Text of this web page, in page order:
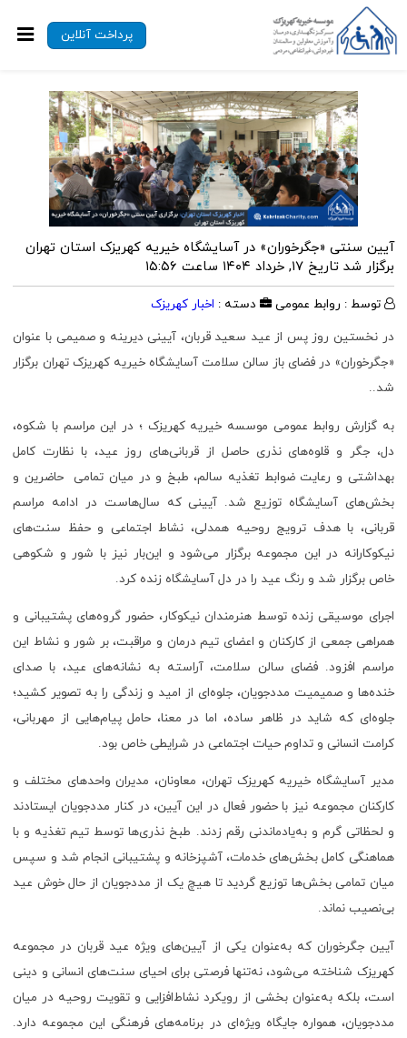
پرداخت آنلاین
آیین سنتی «جگرخوران» در آسایشگاه خیریه کهریزک استان تهران
برگزار شدتاریخ ۱۷, خرداد ۱۴۰۴ ساعت ۱۵:۵۶
توسط : روابط عمومی دسته : اخبار کهریزک
در نخستین روز پس از عید سعید قربان، آیینی دیرینه و صمیمی با عنوان
«جگرخوران» در فضای باز سالن سلامت آسایشگاه خیریه کهریزک تهران برگزار
شد..
به گزارش روابط عمومی موسسه خیریه کهریزک ؛ در این مراسم با شکوه،
دل، جگر و قلوه‌های نذری حاصل از قربانی‌های روز عید، با نظارت کامل
بهداشتی و رعایت ضوابط تغذیه سالم، طبخ و در میان تمامی حاضرین و
بخش‌های آسایشگاه توزیع شد. آیینی که سال‌هاست در ادامه مراسم
قربانی، با هدف ترویج روحیه همدلی، نشاط اجتماعی و حفظ سنت‌های
نیکوکارانه در این مجموعه برگزار می‌شود و این‌بار نیز با شور و شکوهی
خاص برگزار شد و رنگ عید را در دل آسایشگاه زنده کرد.
اجرای موسیقی زنده توسط هنرمندان نیکوکار، حضور گروه‌های پشتیبانی و
همراهی جمعی از کارکنان و اعضای تیم درمان و مراقبت، بر شور و نشاط این
مراسم افزود. فضای سالن سلامت، آراسته به نشانه‌های عید، با صدای
خنده‌ها و صمیمیت مددجویان، جلوه‌ای از امید و زندگی را به تصویر کشید؛
جلوه‌ای که شاید در ظاهر ساده، اما در معنا، حامل پیام‌هایی از مهربانی،
کرامت انسانی و تداوم حیات اجتماعی در شرایطی خاص بود.
مدیر آسایشگاه خیریه کهریزک تهران، معاونان، مدیران واحدهای مختلف و
کارکنان مجموعه نیز با حضور فعال در این آیین، در کنار مددجویان ایستادند
و لحظاتی گرم و به‌یادماندنی رقم زدند. طبخ نذری‌ها توسط تیم تغذیه و با
هماهنگی کامل بخش‌های خدمات، آشپزخانه و پشتیبانی انجام شد و سپس
میان تمامی بخش‌ها توزیع گردید تا هیچ یک از مددجویان از حال خوش عید
بی‌نصیب نماند.
آیین جگرخوران که به‌عنوان یکی از آیین‌های ویژه عید قربان در مجموعه
کهریزک شناخته می‌شود، نه‌تنها فرصتی برای احیای سنت‌های انسانی و دینی
است، بلکه به‌عنوان بخشی از رویکرد نشاط‌افزایی و تقویت روحیه در میان
مددجویان، همواره جایگاه ویژه‌ای در برنامه‌های فرهنگی این مجموعه دارد.